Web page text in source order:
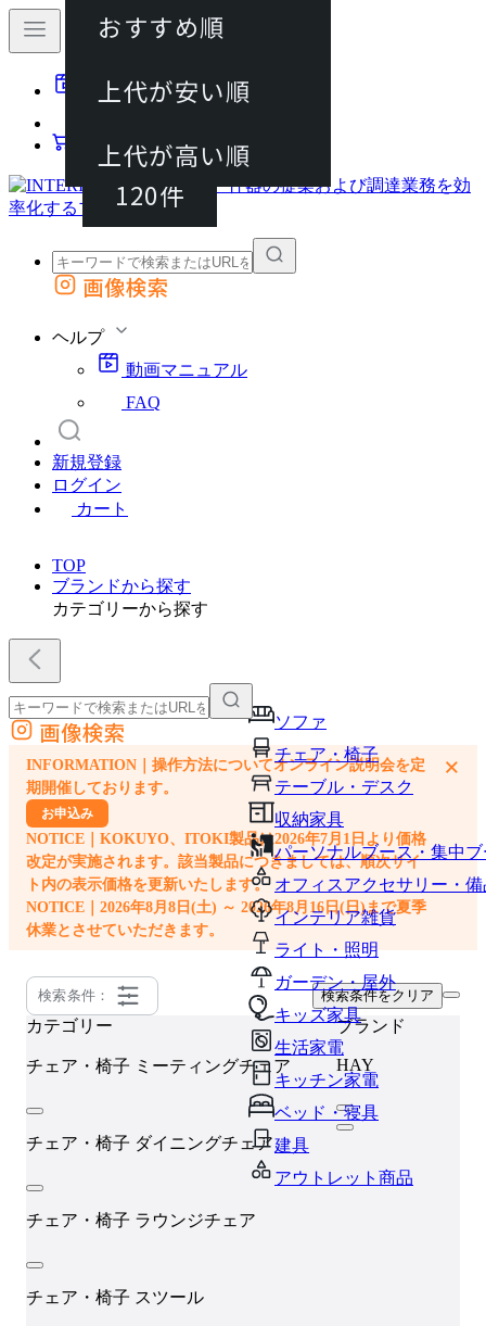
動画マニュアル
カート
外部サイトの商品をカートに追加
画像検索
ヘルプ
動画マニュアル
FAQ
新規登録
ログイン
カート
TOP
ブランドから探す
カテゴリーから探す
ソファ
チェア・椅子
テーブル・デスク
収納家具
パーソナルブース・集中
オフィスアクセサリー・備
インテリア雑貨
ライト・照明
ガーデン・屋外
キッズ家具
生活家電
キッチン家電
ベッド・寝具
建具
アウトレット商品
外部サイトの商品をカートに追加
他のサイトで見つけた商品ページのURLを貼り付けて、カートに追加できます
画像検索
INFORMATION｜操作方法についてオンライン説明会を定
期開催しております。
お申込み
NOTICE｜KOKUYO、ITOKI製品は2026年7月1日より価格
改定が実施されます。該当製品につきましては、順次サイ
ト内の表示価格を更新いたします。
NOTICE｜2026年8月8日(土) ～ 2026年8月16日(日)まで夏季
休業とさせていただきます。
×
検索条件： 検索条件をクリア
カテゴリー
チェア・椅子 ミーティングチェア
チェア・椅子 ダイニングチェア
チェア・椅子 ラウンジチェア
チェア・椅子 スツール
ブランド
HAY
120件
おすすめ順
上代が安い順
上代が高い順